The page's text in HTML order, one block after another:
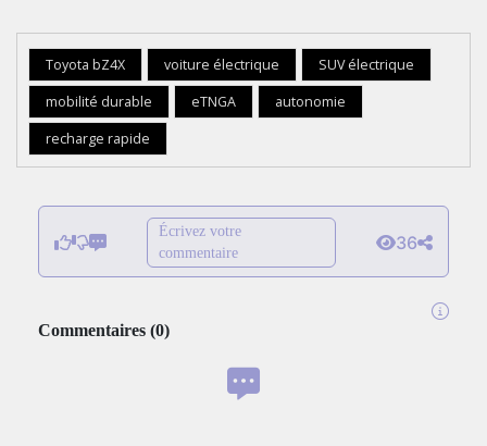
Toyota bZ4X voiture électrique
SUV électrique
mobilité durable
eTNGA
autonomie
recharge rapide
Écrivez votre
commentaire
36
Commentaires (0)